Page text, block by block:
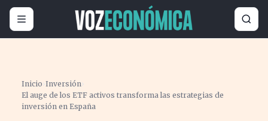
Inicio ›Inversión›
El auge de los ETF activos transforma las estrategias de
inversión en España